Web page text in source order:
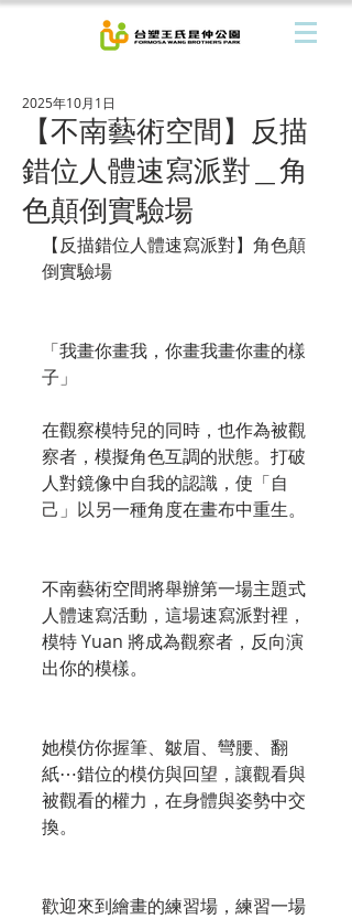
【不南藝術空間】反描
錯位人體速寫派對＿角
色顛倒實驗場
2025年10月1日
【反描錯位人體速寫派對】角色顛
倒實驗場
「我畫你畫我，你畫我畫你畫的樣
子」
在觀察模特兒的同時，也作為被觀
察者，模擬角色互調的狀態。打破
人對鏡像中自我的認識，使「自
己」以另一種角度在畫布中重生。
不南藝術空間將舉辦第一場主題式
人體速寫活動，這場速寫派對裡，
模特 Yuan 將成為觀察者，反向演
出你的模樣。
她模仿你握筆、皺眉、彎腰、翻
紙⋯錯位的模仿與回望，讓觀看與
被觀看的權力，在身體與姿勢中交
換。
歡迎來到繪畫的練習場，練習一場